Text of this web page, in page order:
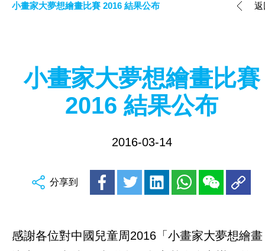
小畫家大夢想繪畫比賽 2016 結果公布
返
小畫家大夢想繪畫比賽
2016 結果公布
2016-03-14
分享到
感謝各位對中國兒童周2016「小畫家大夢想繪畫